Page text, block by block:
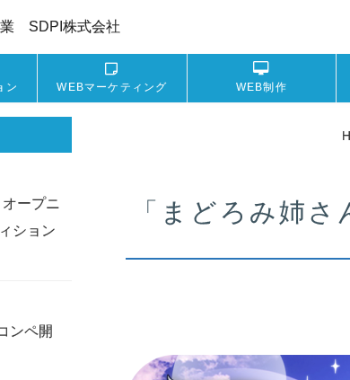
業 SDPI株式会社
ン WEBマーケティング WEB制作
「まどろみ姉
ープニ
ション
ンペ開